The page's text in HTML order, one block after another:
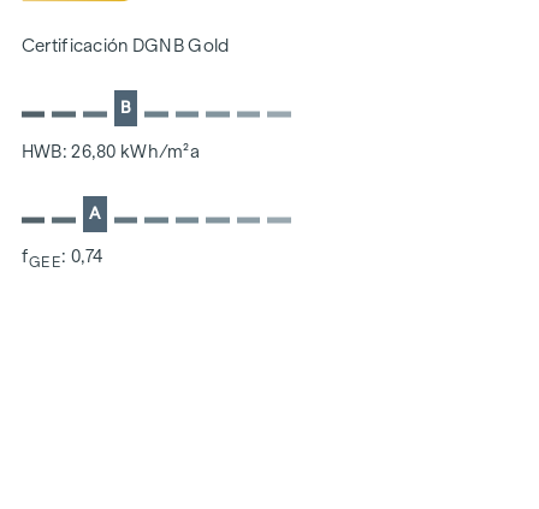
los futuros residentes son el centro de este proyecto de
inmueble, prestamos atención a minimizar el consumo de
energía y recursos naturales durante la construcción. Como
Sostenible), el proyecto ya cuenta con la certificación previa
de la categoría DGNB Gold.
Certificación DGNB Gold
B
HWB: 26,80 kWh/m²a
A
fGEE: 0,74